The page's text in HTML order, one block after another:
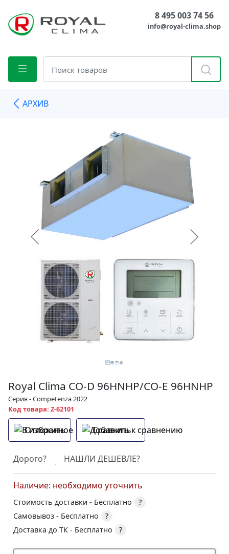
8 495 003 74 56
info@royal-clima.shop
АРХИВ
Royal Clima CO-D 96HNHP/CO-E 96HNHP
Серия - Competenza 2022
Код товара: Z-62101
Отложить Сравнить
Дорого? НАШЛИ ДЕШЕВЛЕ?
Наличие: необходимо уточнить
Стоимость доставки - Бесплатно
?
Самовывоз - Бесплатно
?
Доставка до ТК - Бесплатно ?